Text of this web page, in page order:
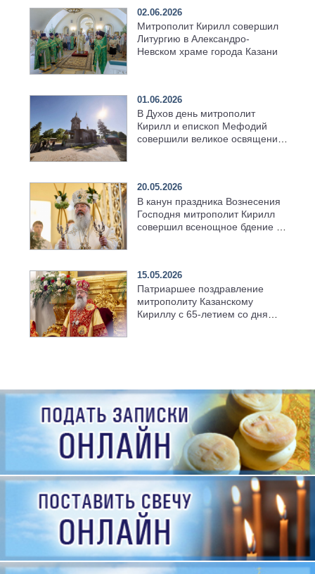
02.06.2026
Митрополит Кирилл совершил
Литургию в Александро-
Невском храме города Казани
01.06.2026
В Духов день митрополит
Кирилл и епископ Мефодий
совершили великое освящение
20.05.2026
В канун праздника Вознесения
Господня митрополит Кирилл
совершил всенощное бдение в
15.05.2026
Патриаршее поздравление
митрополиту Казанскому
Кириллу с 65-летием со дня